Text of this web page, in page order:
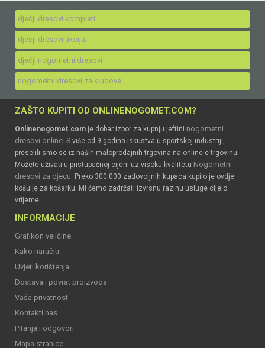
dječji dresovi kompleti
dječji dresovi akcija
dječji nogometni dresovi
nogometni dresovi za klubove
ZAŠTO KUPITI OD ONLINENOGOMET.COM?
Onlinenogomet.com je dobar izbor za kupnju jeftini nogometni
dresovi online. S više od 9 godina iskustva u sportskoj industriji,
preselili smo se iz naših maloprodajnih trgovina na online e-trgovinu.
Možete uživati u pristupačnoj cijeni uz visoku kvalitetu Nogometni
dresovi za djecu. Preko 300.000 zadovoljnih kupaca kupilo je ovdje
košulje za košarku. Mi ćemo zadržati izvrsnu razinu usluge cijelo
vrijeme.
INFORMACIJE
Grafikon veličine
Kako naručiti
Uvjeti korištenja
Dostava i povrat proizvoda
Vaša privatnost
Kontakti nas
Pitanja i odgovori
Mapa stranice